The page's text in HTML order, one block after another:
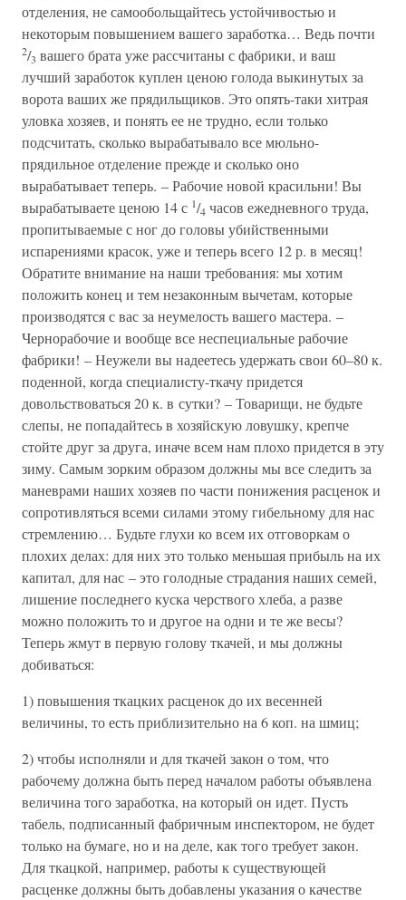
отделения, не самообольщайтесь устойчивостью и
некоторым повышением вашего заработка… Ведь почти
2/3 вашего брата уже рассчитаны с фабрики, и ваш
лучший заработок куплен ценою голода выкинутых за
ворота ваших же прядильщиков. Это опять-таки хитрая
уловка хозяев, и понять ее не трудно, если только
подсчитать, сколько вырабатывало все мюльно-
прядильное отделение прежде и сколько оно
вырабатывает теперь. – Рабочие новой красильни! Вы
вырабатываете ценою 14 с 1/4 часов ежедневного труда,
пропитываемые с ног до головы убийственными
испарениями красок, уже и теперь всего 12 р. в месяц!
Обратите внимание на наши требования: мы хотим
положить конец и тем незаконным вычетам, которые
производятся с вас за неумелость вашего мастера. –
Чернорабочие и вообще все неспециальные рабочие
фабрики! – Неужели вы надеетесь удержать свои 60–80 к.
поденной, когда специалисту-ткачу придется
довольствоваться 20 к. в сутки? – Товарищи, не будьте
слепы, не попадайтесь в хозяйскую ловушку, крепче
стойте друг за друга, иначе всем нам плохо придется в эту
зиму. Самым зорким образом должны мы все следить за
маневрами наших хозяев по части понижения расценок и
сопротивляться всеми силами этому гибельному для нас
стремлению… Будьте глухи ко всем их отговоркам о
плохих делах: для них это только меньшая прибыль на их
капитал, для нас – это голодные страдания наших семей,
лишение последнего куска черствого хлеба, а разве
можно положить то и другое на одни и те же весы?
Теперь жмут в первую голову ткачей, и мы должны
добиваться:
1) повышения ткацких расценок до их весенней
величины, то есть приблизительно на 6 коп. на шмиц;
2) чтобы исполняли и для ткачей закон о том, что
рабочему должна быть перед началом работы объявлена
величина того заработка, на который он идет. Пусть
табель, подписанный фабричным инспектором, не будет
только на бумаге, но и на деле, как того требует закон.
Для ткацкой, например, работы к существующей
расценке должны быть добавлены указания о качестве